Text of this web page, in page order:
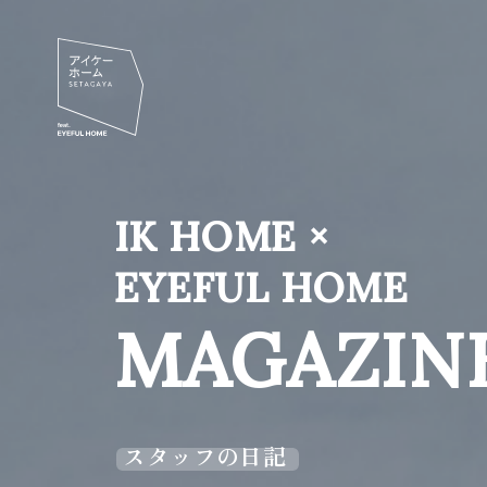
IK HOME ×
EYEFUL HOME
スタッフの日記